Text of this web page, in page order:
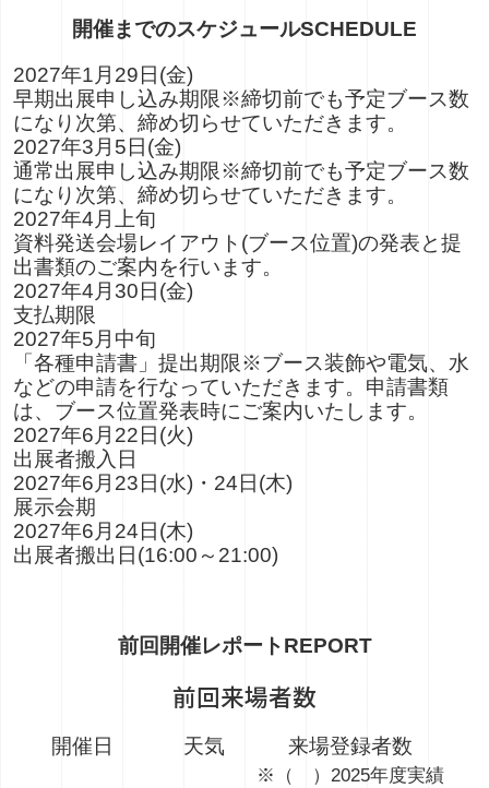
開催までのスケジュールSCHEDULE
2027年1月29日(金)
早期出展申し込み期限※締切前でも予定ブース数
になり次第、締め切らせていただきます。
2027年3月5日(金)
通常出展申し込み期限※締切前でも予定ブース数
になり次第、締め切らせていただきます。
2027年4月上旬
資料発送会場レイアウト(ブース位置)の発表と提
出書類のご案内を行います。
2027年4月30日(金)
支払期限
2027年5月中旬
「各種申請書」提出期限※ブース装飾や電気、水
などの申請を行なっていただきます。申請書類
は、ブース位置発表時にご案内いたします。
2027年6月22日(火)
出展者搬入日
2027年6月23日(水)・24日(木)
展示会期
2027年6月24日(木)
出展者搬出日(16:00～21:00)
前回開催レポートREPORT
前回来場者数
開催日 天気 来場登録者数
※（ ）2025年度実績